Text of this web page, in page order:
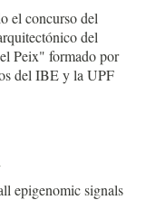
el concurso del
del
Peix" formado por
del IBE y la UPF
epigenomic signals